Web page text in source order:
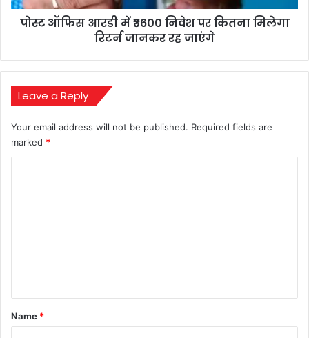
मिलेगा
रिटर्नपोस्ट ऑफिस आरडी में ₹3600 निवेश पर कितना मिलेगा
रिटर्न जानकर रह जाएंगे
Leave a Reply
Your email address will not be published. Required fields are
marked *
*
Name *